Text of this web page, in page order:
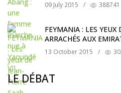
09 July 2015 / 388741
FEYMANIA : LES YEUX
ARRACHÉS AUX
13 October 2015 /
LE DÉBAT